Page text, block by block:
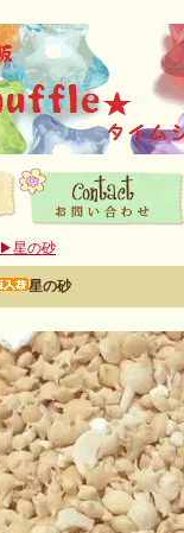
▶星の砂
星の砂